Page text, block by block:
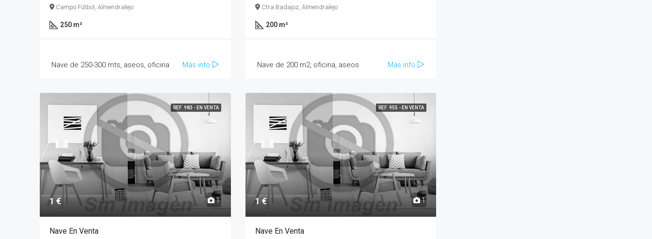
Campo Fútbol, Almendralejo
250 m²
Nave de 250-300 mts, aseos, oficina Más info
Ctra Badajoz, Almendralejo
200 m²
Nave de 200 m2, oficina, aseos Más info
REF. 983 - EN VENTA
1 € 1
Nave En Venta
REF. 955 - EN VENTA
1 € 1
Nave En Venta